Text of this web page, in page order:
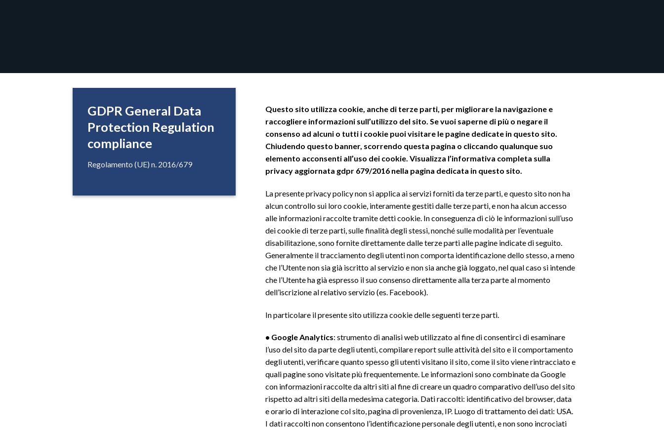
GDPR General Data
Protection Regulation
compliance
Regolamento (UE) n. 2016/679
Questo sito utilizza cookie, anche di terze parti, per migliorare la navigazione e
raccogliere informazioni sull’utilizzo del sito. Se vuoi saperne di più o negare il
consenso ad alcuni o tutti i cookie puoi visitare le pagine dedicate in questo sito.
Chiudendo questo banner, scorrendo questa pagina o cliccando qualunque suo
elemento acconsenti all’uso dei cookie. Visualizza l’informativa completa sulla
privacy aggiornata gdpr 679/2016 nella pagina dedicata in questo sito.
La presente privacy policy non si applica ai servizi forniti da terze parti, e questo sito non ha
alcun controllo sui loro cookie, interamente gestiti dalle terze parti, e non ha alcun accesso
alle informazioni raccolte tramite detti cookie. In conseguenza di ciò le informazioni sull’uso
dei cookie di terze parti, sulle finalità degli stessi, nonché sulle modalità per l’eventuale
disabilitazione, sono fornite direttamente dalle terze parti alle pagine indicate di seguito.
Generalmente il tracciamento degli utenti non comporta identificazione dello stesso, a meno
che l’Utente non sia già iscritto al servizio e non sia anche già loggato, nel qual caso si intende
che l’Utente ha già espresso il suo consenso direttamente alla terza parte al momento
dell’iscrizione al relativo servizio (es. Facebook).
In particolare il presente sito utilizza cookie delle seguenti terze parti.
• Google Analytics: strumento di analisi web utilizzato al fine di consentirci di esaminare
l’uso del sito da parte degli utenti, compilare report sulle attività del sito e il comportamento
degli utenti, verificare quanto spesso gli utenti visitano il sito, come il sito viene rintracciato e
quali pagine sono visitate più frequentemente. Le informazioni sono combinate da Google
con informazioni raccolte da altri siti al fine di creare un quadro comparativo dell’uso del sito
rispetto ad altri siti della medesima categoria. Dati raccolti: identificativo del browser, data
e orario di interazione col sito, pagina di provenienza, IP. Luogo di trattamento dei dati: USA.
I dati raccolti non consentono l’identificazione personale degli utenti, e non sono incrociati